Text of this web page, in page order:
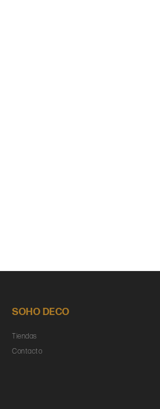
SOHO DECO
Tiendas
Contacto